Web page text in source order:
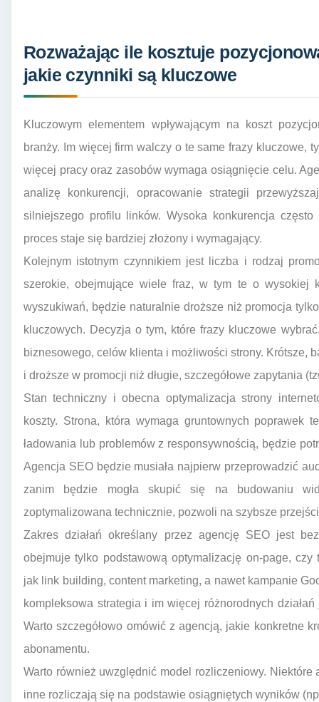
Rozważając ile kosztuje
jakie czynniki są kluczowe
Kluczowym elementem wpływającym na koszt
branży. Im więcej firm walczy o te same frazy kluczowe,
więcej pracy oraz zasobów wymaga osiągnięcie celu.
analizę konkurencji, opracowanie strategii
silniejszego profilu linków. Wysoka konkurencja
proces staje się bardziej złożony i wymagający.
Kolejnym istotnym czynnikiem jest liczba i rodzaj
szerokie, obejmujące wiele fraz, w tym te o wysokiej
wyszukiwań, będzie naturalnie droższe niż promocja
kluczowych. Decyzja o tym, które frazy kluczowe
biznesowego, celów klienta i możliwości strony. Krótsze,
i droższe w promocji niż długie, szczegółowe zapytania
Stan techniczny i obecna optymalizacja strony
koszty. Strona, która wymaga gruntownych poprawek
ładowania lub problemów z responsywnością, będzie
Agencja SEO będzie musiała najpierw przeprowadzić
zanim będzie mogła skupić się na budowaniu
zoptymalizowana technicznie, pozwoli na szybsze
Zakres działań określany przez agencję SEO jest
obejmuje tylko podstawową optymalizację on-page, czy
jak link building, content marketing, a nawet kampanie
kompleksowa strategia i im więcej różnorodnych
Warto szczegółowo omówić z agencją, jakie konkretne
abonamentu.
Warto również uwzględnić model rozliczeniowy. Niektóre
inne rozliczają się na podstawie osiągniętych wyników